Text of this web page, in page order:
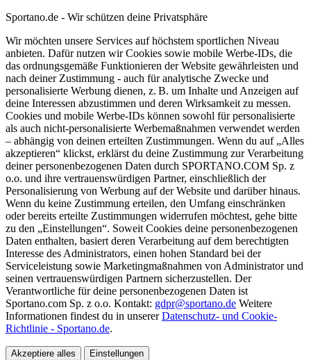
Sportano.de - Wir schützen deine Privatsphäre
Wir möchten unsere Services auf höchstem sportlichen Niveau
anbieten. Dafür nutzen wir Cookies sowie mobile Werbe-IDs, die
das ordnungsgemäße Funktionieren der Website gewährleisten und
nach deiner Zustimmung - auch für analytische Zwecke und
personalisierte Werbung dienen, z. B. um Inhalte und Anzeigen auf
deine Interessen abzustimmen und deren Wirksamkeit zu messen.
Cookies und mobile Werbe-IDs können sowohl für personalisierte
als auch nicht-personalisierte Werbemaßnahmen verwendet werden
– abhängig von deinen erteilten Zustimmungen. Wenn du auf „Alles
akzeptieren“ klickst, erklärst du deine Zustimmung zur Verarbeitung
deiner personenbezogenen Daten durch SPORTANO.COM Sp. z
o.o. und ihre vertrauenswürdigen Partner, einschließlich der
Personalisierung von Werbung auf der Website und darüber hinaus.
Wenn du keine Zustimmung erteilen, den Umfang einschränken
oder bereits erteilte Zustimmungen widerrufen möchtest, gehe bitte
zu den „Einstellungen“. Soweit Cookies deine personenbezogenen
Daten enthalten, basiert deren Verarbeitung auf dem berechtigten
Interesse des Administrators, einen hohen Standard bei der
Serviceleistung sowie Marketingmaßnahmen von Administrator und
seinen vertrauenswürdigen Partnern sicherzustellen. Der
Verantwortliche für deine personenbezogenen Daten ist
Sportano.com Sp. z o.o. Kontakt: gdpr@sportano.de Weitere
Informationen findest du in unsererDatenschutz- und Cookie-
Richtlinie - Sportano.de.
Akzeptiere alles Einstellungen